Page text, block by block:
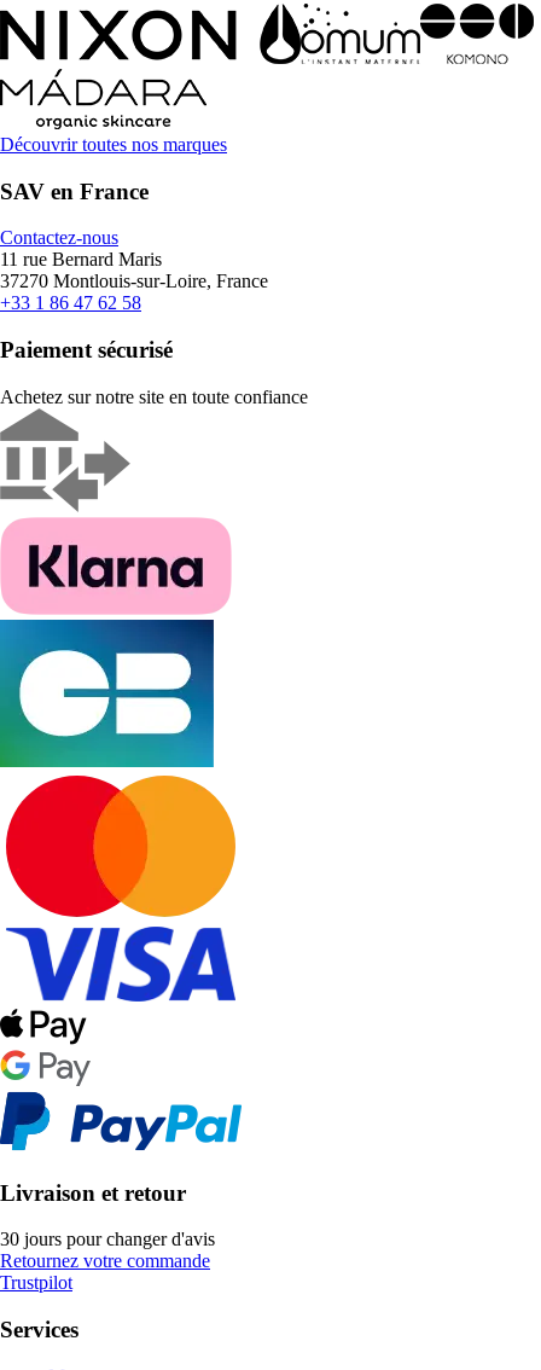
Découvrir toutes nos marques
SAV en France
Contactez-nous
11 rue Bernard Maris
37270 Montlouis-sur-Loire, France
+33 1 86 47 62 58
Paiement sécurisé
Achetez sur notre site en toute confiance
Livraison et retour
30 jours pour changer d'avis
Retournez votre commande
Trustpilot
Services